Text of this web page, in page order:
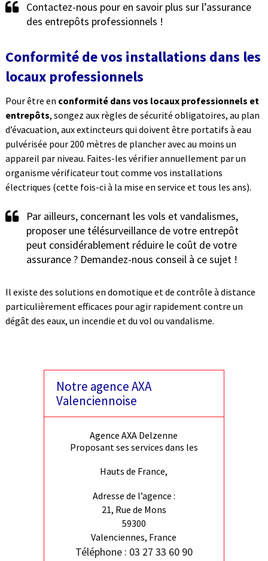
Contactez-nous pour en savoir plus sur l’assurance
des entrepôts professionnels !
Conformité de vos installations dans les
locaux professionnels
Pour être en conformité dans vos locaux professionnels et
entrepôts, songez aux règles de sécurité obligatoires, au plan
d’évacuation, aux extincteurs qui doivent être portatifs à eau
pulvérisée pour 200 mètres de plancher avec au moins un
appareil par niveau. Faites-les vérifier annuellement par un
organisme vérificateur tout comme vos installations
électriques (cette fois-ci à la mise en service et tous les ans).
Par ailleurs, concernant les vols et vandalismes,
proposer une télésurveillance de votre entrepôt
peut considérablement réduire le coût de votre
assurance ? Demandez-nous conseil à ce sujet !
Il existe des solutions en domotique et de contrôle à distance
particulièrement efficaces pour agir rapidement contre un
dégât des eaux, un incendie et du vol ou vandalisme.
Notre agence AXA
Valenciennoise
Agence AXA Delzenne
Proposant ses services dans les
Hauts de France,
Adresse de l’agence :
21, Rue de Mons
59300
Valenciennes, France
Téléphone : 03 27 33 60 90